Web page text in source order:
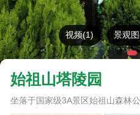
视频(1) 景观
始祖山塔陵园
坐落于国家级3A景区始祖山森林